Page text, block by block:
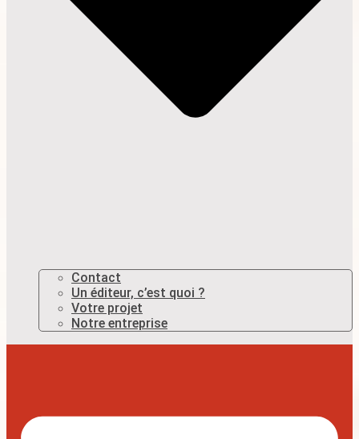
Contact
Un éditeur, c’est quoi ?
Votre projet
Notre entreprise